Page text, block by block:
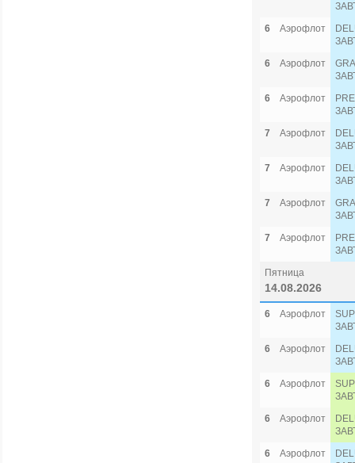
6
Аэрофлот
6
Аэрофлот
6
Аэрофлот
7
Аэрофлот
7
Аэрофлот
7
Аэрофлот
7
Аэрофлот
Пятница
14.08.2026
6 Аэрофлот
6
Аэрофлот
6
Аэрофлот
6
Аэрофлот
6
Аэрофлот